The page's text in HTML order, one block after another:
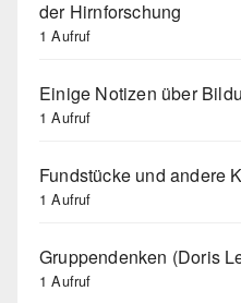
der Hirnforschung
1 Aufruf
Einige Notizen über
1 Aufruf
Fundstücke und andere
1 Aufruf
Gruppendenken (Doris
1 Aufruf